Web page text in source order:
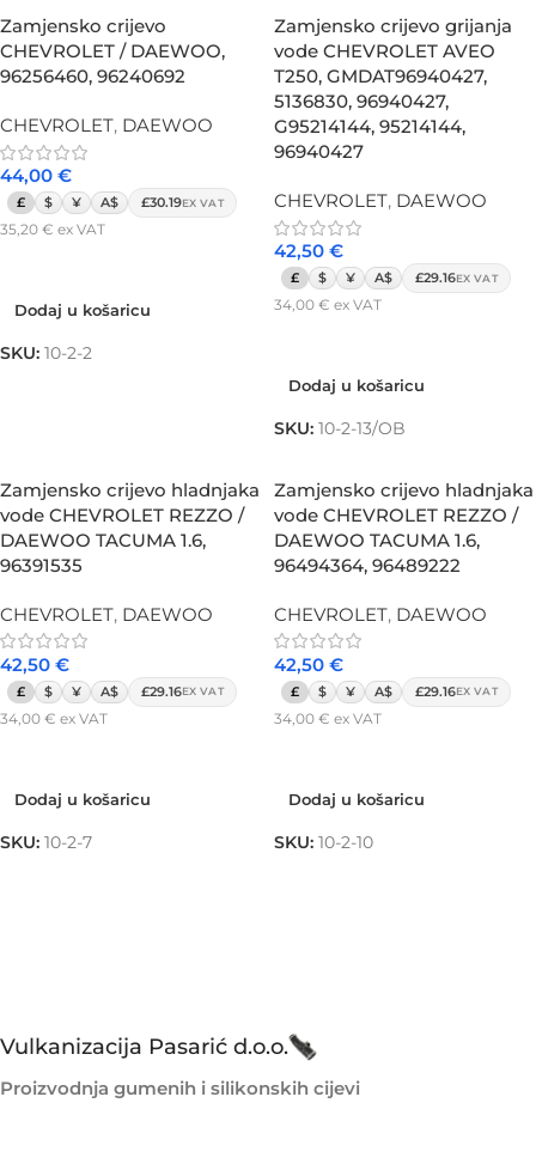
Zamjensko crijevo
CHEVROLET / DAEWOO,
96256460, 96240692
CHEVROLET, DAEWOO
44,00 €
£ $ ¥ A$ £30.19EX VAT
35,20 € ex VAT
Dodaj u košaricu
SKU: 10-2-2
Zamjensko crijevo grijanja
vode CHEVROLET AVEO
T250, GMDAT96940427,
5136830, 96940427,
G95214144, 95214144,
96940427
CHEVROLET, DAEWOO
42,50 €
£ $ ¥ A$ £29.16EX VAT
34,00 € ex VAT
Dodaj u košaricu
SKU: 10-2-13/OB
Zamjensko crijevo hladnjaka
vode CHEVROLET REZZO /
DAEWOO TACUMA 1.6,
96391535
CHEVROLET, DAEWOO
42,50 €
£ $ ¥ A$ £29.16EX VAT
34,00 € ex VAT
Dodaj u košaricu
SKU: 10-2-7
Zamjensko crijevo hladnjaka
vode CHEVROLET REZZO /
DAEWOO TACUMA 1.6,
96494364, 96489222
CHEVROLET, DAEWOO
42,50 €
£ $ ¥ A$ £29.16EX VAT
34,00 € ex VAT
Dodaj u košaricu
SKU: 10-2-10
Vulkanizacija Pasarić d.o.o.
Proizvodnja gumenih i silikonskih cijevi